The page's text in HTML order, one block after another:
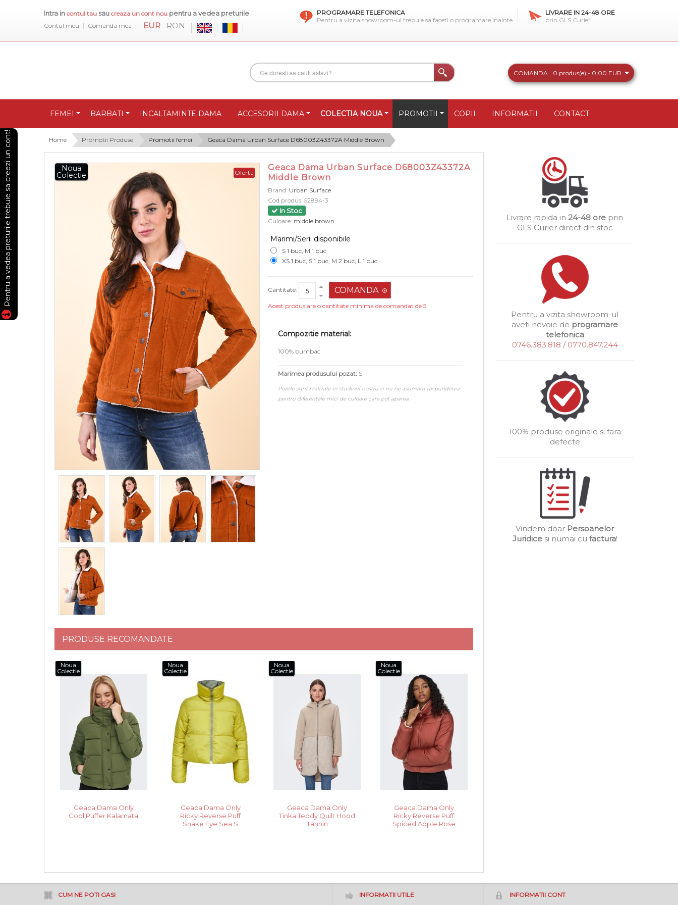
Intra in contul tau sau creaza un cont nou pentru a vedea preturile
Contul meu Comanda mea EUR RON
PROGRAMARE TELEFONICA
Pentru a vizita showroom-ul trebuie sa faceti o programare inainte
LIVRARE IN 24-48 ORE
prin GLS Curier
COMANDA 0 produs(e) - 0,00 EUR
FEMEI BARBATI INCALTAMINTE DAMA ACCESORII DAMA COLECTIA NOUA PROMOTII COPII INFORMATII CONTACT
Home Promotii Produse Promotii femei Geaca Dama Urban Surface D68003Z43372A Middle Brown
Oferta
Noua
Colectie
Geaca Dama Urban Surface D68003Z43372A
Middle Brown
Brand: Urban Surface
Cod produs: 52894-3
In Stoc
Culoare: middle brown
Marimi/Serii disponibile
S 1 buc, M 1 buc
XS 1 buc, S 1 buc, M 2 buc, L 1 buc
Cantitate:
Acest produs are o cantitate minima de comandat de 5
Compozitie material:
100% bumbac
Marimea produsului pozat: S
Pozele sunt realizate in studioul nostru si nu ne asumam raspunderea
pentru diferentele mici de culoare care pot aparea.
PRODUSE RECOMANDATE
Noua
Colectie
Geaca Dama Only
Cool Puffer Kalamata
Noua
Colectie
Geaca Dama Only
Ricky Reverse Puff
Snake Eye Sea S
Noua
Colectie
Geaca Dama Only
Tinka Teddy Quilt Hood
Tannin
Noua
Colectie
Geaca Dama Only
Ricky Reverse Puff
Spiced Apple Rose
Livrare rapida in 24-48 ore prin
GLS Curier direct din stoc
Pentru a vizita showroom-ul
aveti nevoie de programare
telefonica
0746.383.818 / 0770.847.244
100% produse originale si fara
defecte
Vindem doar Persoanelor
Juridicesi numai cu factura!
CUM NE POTI GASI INFORMATII UTILE INFORMATII CONT
Pentru a vedea preturile trebuie sa creezi un cont!